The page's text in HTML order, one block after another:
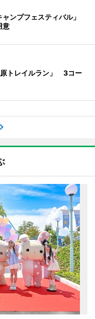
ャンプフェスティバル」
意
トレイルラン」 3コー